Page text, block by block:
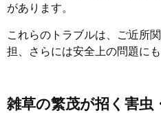
があります。
これらのトラブルは、ご近所
担、さらには安全上の問題に
雑草の繁茂が招く害虫